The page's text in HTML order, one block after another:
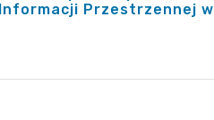
Przestrzennej w